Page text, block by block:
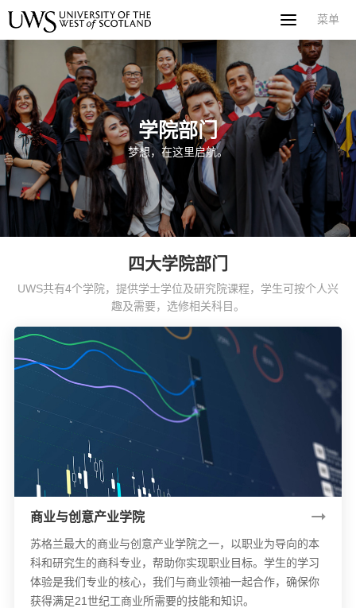
菜单
菜单
简体中文
关于西苏格兰大学
学院部门
梦想，在这里启航。
四大学院部门
UWS共有4个学院，提供学士学位及研究院课程，学生可按个人兴
趣及需要，选修相关科目。
商业与创意产业学院
苏格兰最大的商业与创意产业学院之一，以职业为导向的本
科和研究生的商科专业，帮助你实现职业目标。学生的学习
体验是我们专业的核心，我们与商业领袖一起合作，确保你
获得满足21世纪工商业所需要的技能和知识。